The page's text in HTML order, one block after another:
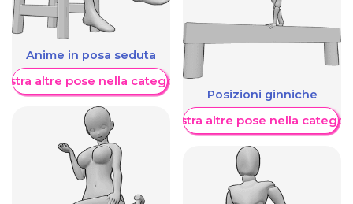
Anime in posa seduta
altre pose nella categoria
Posizioni ginniche
Mostra altre pose nella